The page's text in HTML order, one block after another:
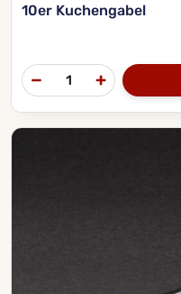
10er Kuchengabel